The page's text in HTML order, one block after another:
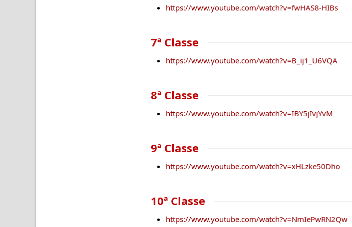
https://www.youtube.com/watch?v=fwHAS8-HIBs
7ª Classe
https://www.youtube.com/watch?v=B_ij1_U6VQA
8ª Classe
https://www.youtube.com/watch?v=IBY5jIvjYvM
9ª Classe
https://www.youtube.com/watch?v=xHLzke50Dho
10ª Classe
https://www.youtube.com/watch?v=NmIePwRN2Qw